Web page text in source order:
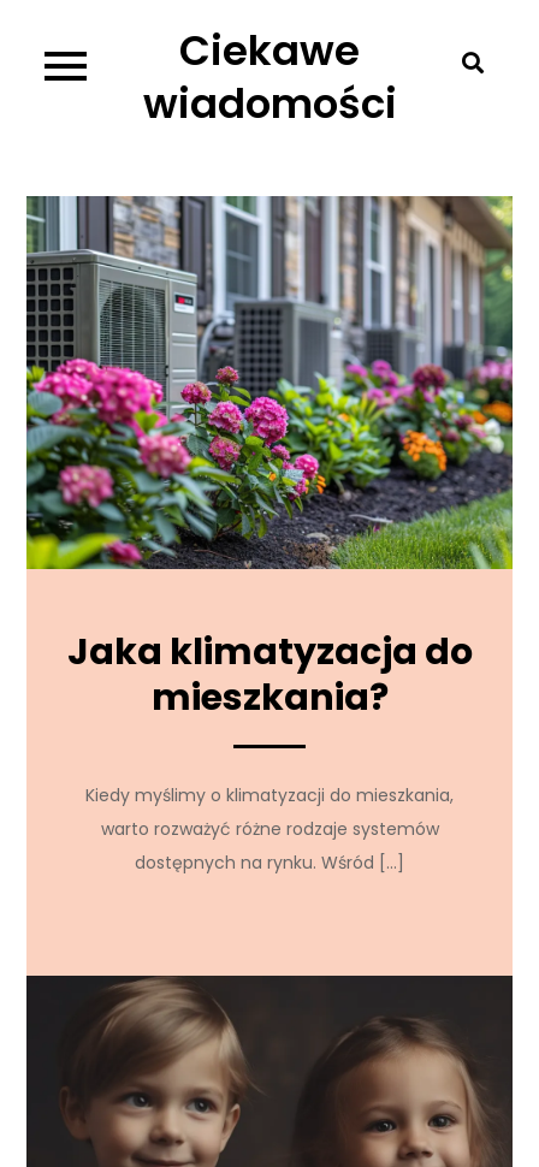
content
Ciekawe
wiadomości
Jaka klimatyzacja do
mieszkania?
Kiedy myślimy o klimatyzacji do mieszkania,
warto rozważyć różne rodzaje systemów
dostępnych na rynku. Wśród […]